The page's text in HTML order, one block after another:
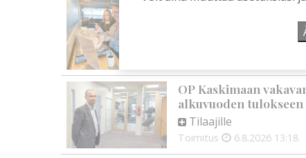
OP Kaskimaan
alkuvuoden tulokseen
Tilaajille
Toimitus 6.8.2026 13:18